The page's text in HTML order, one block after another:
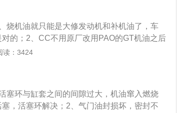
根本原因就在于国内的燃油品质和机油品质
，但是机油差，有点不太明白。人家欧洲机
中必须有22%的添加剂，其中的添加剂的含
础油、10%的粘度改进剂、3%的洗涤剂、
其他成分；而国内的机油添加剂的含量最多
自身氧化形成的胶质和其他杂质结合会导致
塞内，影响活塞环向外的弹性张力，造成缸
造成润滑不良，磨损加剧，油耗增大，功率
烧机油就只能是大修发动机和补机油了，车
的；2、CC不用原厂改用PAO的GT机油之后
畅了；3、但极护我觉得不太适合，CC没烧
。还是选个清洁性强的PAO全合成机油比较
读：3424
塞环与缸套之间的间隙过大，机油窜入燃烧
，活塞环解决；2、气门油封损坏，密封不